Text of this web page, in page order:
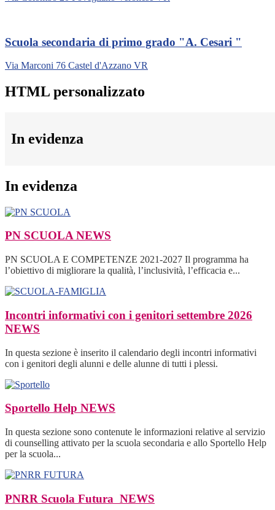
Scuola secondaria di primo grado "A. Cesari "
Via Marconi 76 Castel d'Azzano VR
HTML personalizzato
In evidenza
In evidenza
PN SCUOLANEWS
PN SCUOLA E COMPETENZE 2021-2027 Il programma ha
l’obiettivo di migliorare la qualità, l’inclusività, l’efficacia e...
Incontri informativi con i genitori settembre 2026
NEWS
In questa sezione è inserito il calendario degli incontri informativi
con i genitori degli alunni e delle alunne di tutti i plessi.
Sportello Help NEWS
In questa sezione sono contenute le informazioni relative al servizio
di counselling attivato per la scuola secondaria e allo Sportello Help
per la scuola...
PNRR Scuola Futura NEWS